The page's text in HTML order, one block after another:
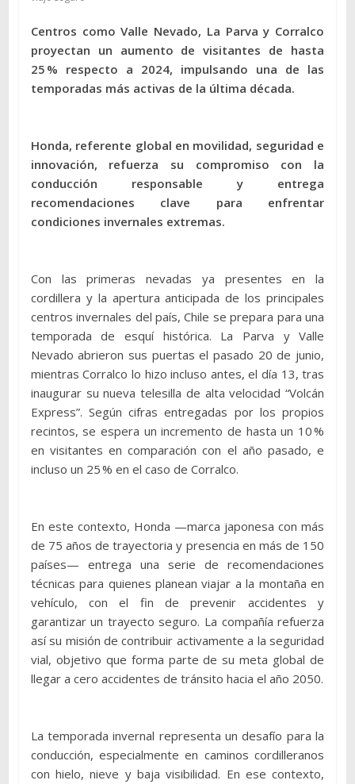
Centros como Valle Nevado, La Parva y Corralco
proyectan un aumento de visitantes de hasta
25 % respecto a 2024, impulsando una de las
temporadas más activas de la última década.
Honda, referente global en movilidad, seguridad e
innovación, refuerza su compromiso con la
conducción responsable y entrega
recomendaciones clave para enfrentar
condiciones invernales extremas.
Con las primeras nevadas ya presentes en la
cordillera y la apertura anticipada de los principales
centros invernales del país, Chile se prepara para una
temporada de esquí histórica. La Parva y Valle
Nevado abrieron sus puertas el pasado 20 de junio,
mientras Corralco lo hizo incluso antes, el día 13, tras
inaugurar su nueva telesilla de alta velocidad “Volcán
Express”. Según cifras entregadas por los propios
recintos, se espera un incremento de hasta un 10 %
en visitantes en comparación con el año pasado, e
incluso un 25 % en el caso de Corralco.
En este contexto, Honda —marca japonesa con más
de 75 años de trayectoria y presencia en más de 150
países— entrega una serie de recomendaciones
técnicas para quienes planean viajar a la montaña en
vehículo, con el fin de prevenir accidentes y
garantizar un trayecto seguro. La compañía refuerza
así su misión de contribuir activamente a la seguridad
vial, objetivo que forma parte de su meta global de
llegar a cero accidentes de tránsito hacia el año 2050.
La temporada invernal representa un desafío para la
conducción, especialmente en caminos cordilleranos
con hielo, nieve y baja visibilidad. En ese contexto,